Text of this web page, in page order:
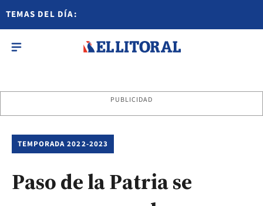
TEMAS DEL DÍA:
PUBLICIDAD
TEMPORADA 2022-2023
Paso de la Patria se